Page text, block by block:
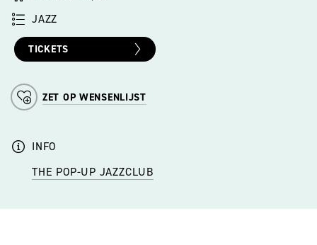
JAZZ
TICKETS
ZET OP WENSENLIJST
INFO
THE POP-UP JAZZCLUB